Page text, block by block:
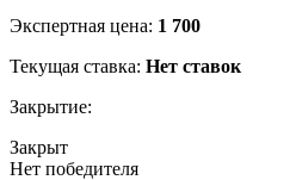
Экспертная цена: 1 700
Текущая ставка: Нет ставок
Закрытие:
Закрыт
Нет победителя